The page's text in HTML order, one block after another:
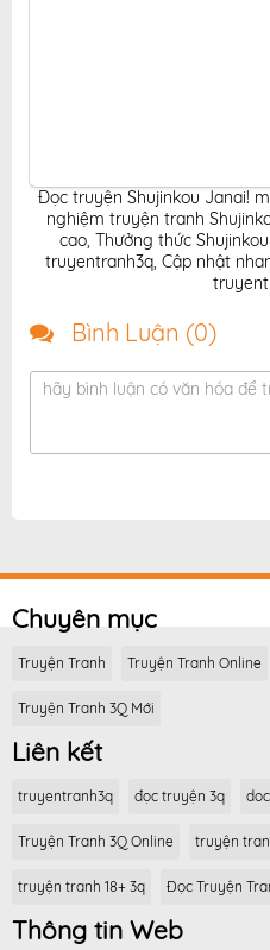
Đọc truyện Shujinkou Janai!
nghiệm truyện tranh
cao, Thưởng thức
truyentranh3q, Cập nhật
Bình Luận (0)
hãy bình luận có văn hóa để
Chuyên mục
Truyện Tranh Truyện Tranh Online
Truyện Tranh 3Q Mới
Liên kết
truyentranh3q đọc truyện 3q
Truyện Tranh 3Q Online truyện
truyện tranh 18+ 3q Đọc Truyện
Thông tin Web